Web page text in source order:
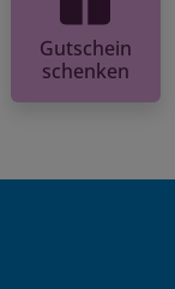
Gutschein
schenken